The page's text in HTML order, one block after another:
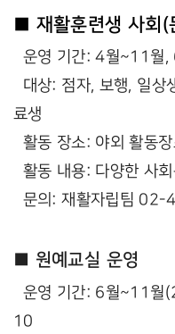
■ 재활훈련생 사회(
운영 기간: 4월~11월,
대상: 점자, 보행, 일상
료생
활동 장소: 야외 활동
활동 내용: 다양한 사
문의: 재활자립팀
■ 원예교실 운영
운영 기간: 6월~11월
10